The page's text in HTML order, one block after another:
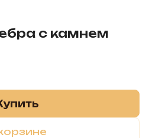
с камнем